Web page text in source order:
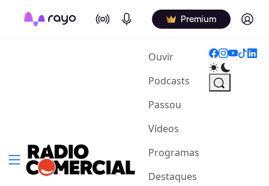
On Air Podcasts Premium Log in
Ouvir(current)
Podcasts
Passou
Vídeos
Programas
Destaques